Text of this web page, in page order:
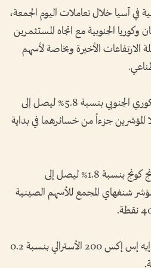
في آسيا خلال تعاملات اليوم الجمعة،
وكوريا الجنوبية مع اتجاه المستثمرين
الارتفاعات الأخيرة وبخاصة لأسهم
وفي آسيا تراجع مؤشر كوسبي الكوري الجنوبي بنسبة 5.8% ليصل إلى
كلا المؤشرين جزءاً من خسائرهما في بداية
وتراجع مؤشر هانج سينج في هونج كونج بنسبة 1.8% ليصل إلى
مؤشر شنغهاي المجمع للأسهم الصينية
وارتفع مؤشر ستاندرد آند بورز/إيه إس إكس 200 الأسترالي بنسبة 0.2